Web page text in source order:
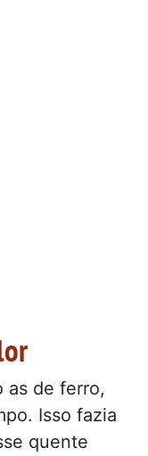
as de ferro,
Isso fazia
quente